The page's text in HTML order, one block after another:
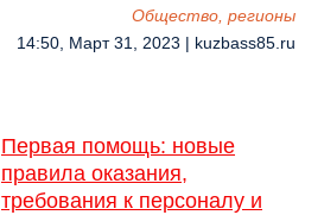
Общество, регионы
14:50, Март 31, 2023 | kuzbass85.ru
Первая помощь: новые
правила оказания,
требования к персоналу и